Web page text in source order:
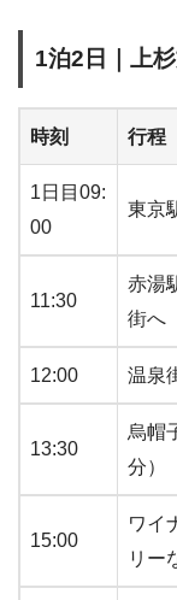
1泊2日｜上
時刻 行程
1日目09:
00
東京
11:30
赤湯
街へ
12:00 温泉
13:30
烏帽
分）
15:00
ワイ
リー